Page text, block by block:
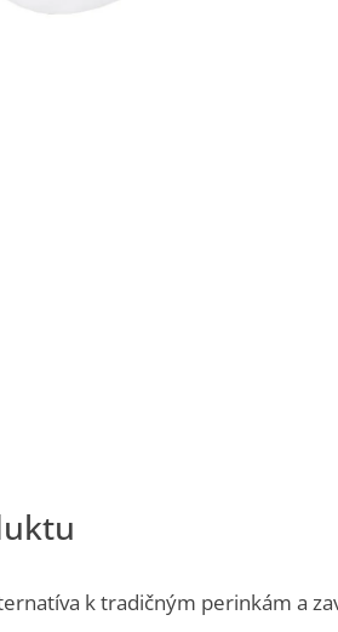
k tradičným perinkám a